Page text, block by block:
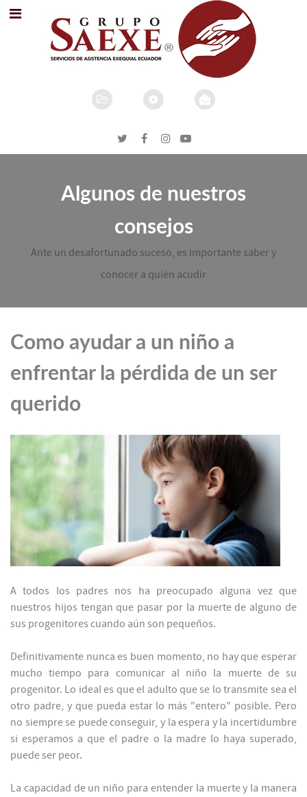
Algunos de nuestros
consejos
Ante un desafortunado suceso, es importante saber y
conocer a quién acudir
Como ayudar a un niño a
enfrentar la pérdida de un ser
querido
A todos los padres nos ha preocupado alguna vez que
nuestros hijos tengan que pasar por la muerte de alguno de
sus progenitores cuando aún son pequeños.
Definitivamente nunca es buen momento, no hay que esperar
mucho tiempo para comunicar al niño la muerte de su
progenitor. Lo ideal es que el adulto que se lo transmite sea el
otro padre, y que pueda estar lo más "entero" posible. Pero
no siempre se puede conseguir, y la espera y la incertidumbre
si esperamos a que el padre o la madre lo haya superado,
puede ser peor.
La capacidad de un niño para entender la muerte y la manera